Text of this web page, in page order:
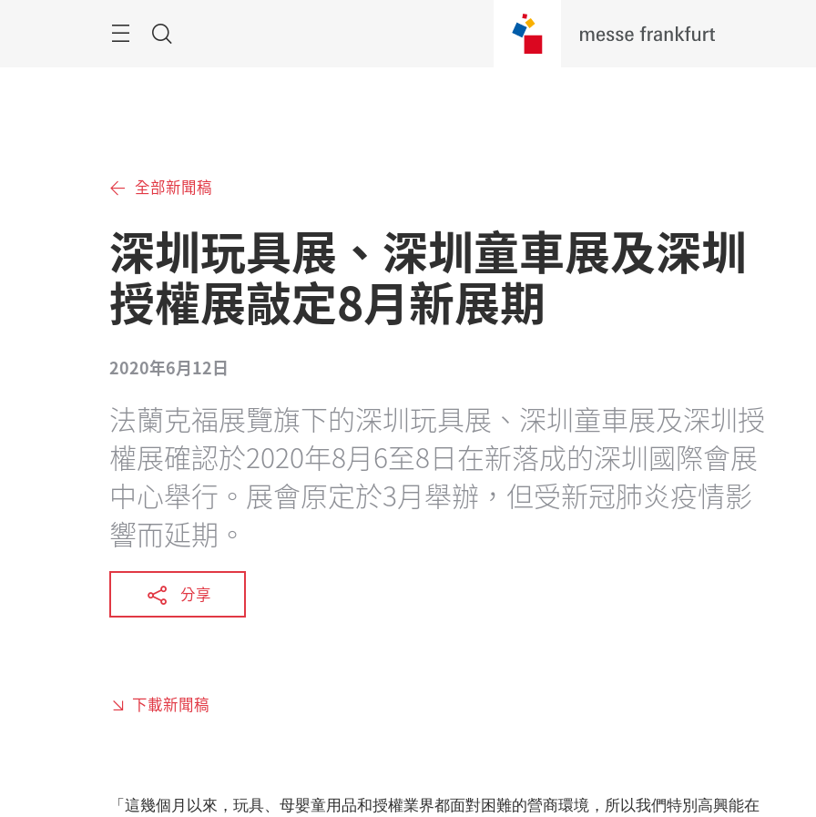
搜
全部新聞稿
深圳玩具展、深圳童車展及深圳
授權展敲定8月新展期
2020年6月12日
法蘭克福展覽旗下的深圳玩具展、深圳童車展及深圳授
權展確認於2020年8月6至8日在新落成的深圳國際會展
中心舉行。展會原定於3月舉辦，但受新冠肺炎疫情影
響而延期。
分享
下載新聞稿
「這幾個月以來，玩具、母嬰童用品和授權業界都面對困難的營商環境，所以我們特別高興能在